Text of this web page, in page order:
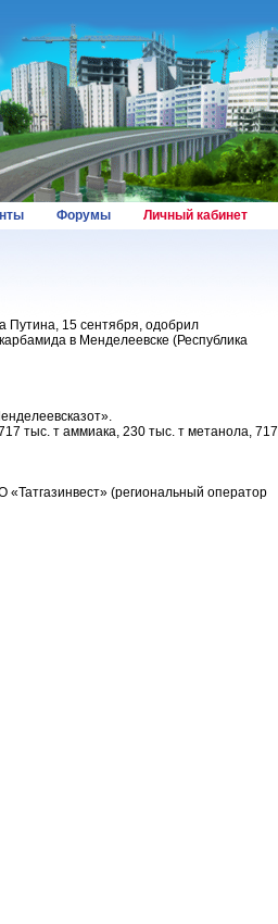
Форумы Личный кабинет
Путина, 15 сентября, одобрил
в Менделеевске (Республика
тыс. т аммиака, 230 тыс. т метанола, 717
(региональный оператор